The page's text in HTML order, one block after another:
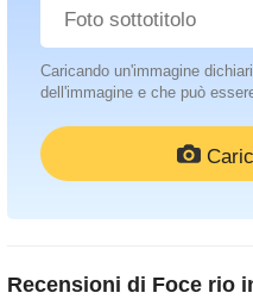
Caricando un'immagine
dell'immagine e che può
Recensioni di Foce rio